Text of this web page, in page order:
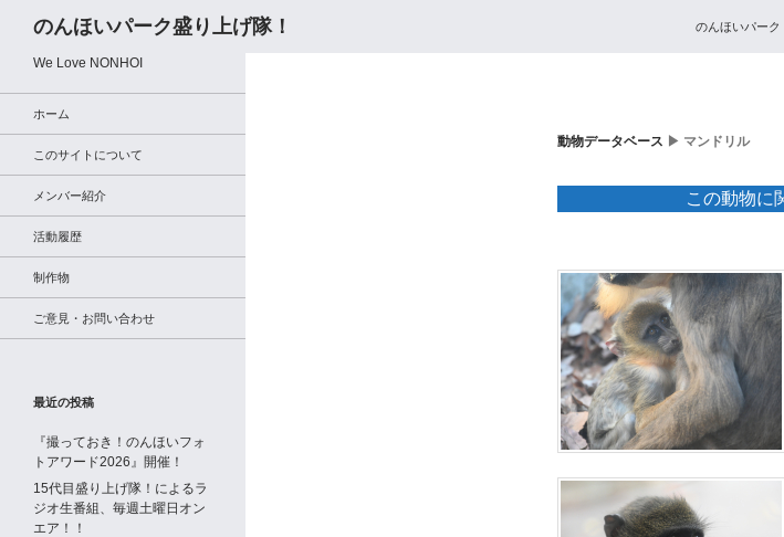
のんほいパーク盛り上げ隊！
のんほいパーク
動物データベース ▶ マンドリル
この動物に
We Love NONHOI
ホーム
このサイトについて
メンバー紹介
活動履歴
制作物
ご意見・お問い合わせ
最近の投稿
『撮っておき！のんほいフォ
トアワード2026』開催！
15代目盛り上げ隊！によるラ
ジオ生番組、毎週土曜日オン
エア！！